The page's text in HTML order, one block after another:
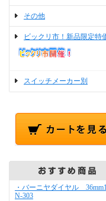
その他
ビックリ市！新品限定特
スイッチメーカー別
・バーニヤダイヤル
N-303